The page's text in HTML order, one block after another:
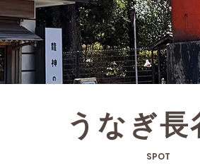
うなぎ長
SPOT